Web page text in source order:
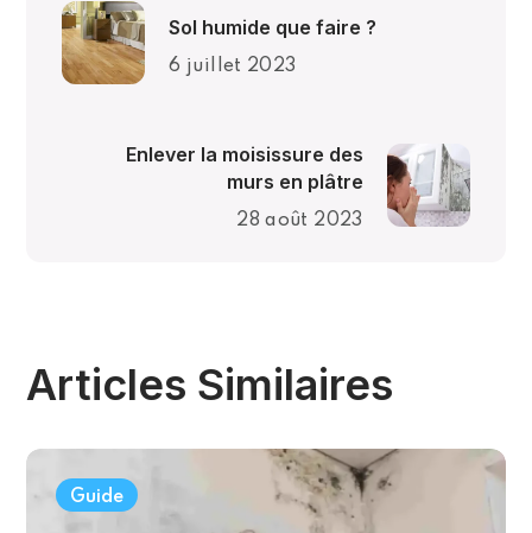
Sol humide que faire ?
6 juillet 2023
Enlever la moisissure des
murs en plâtre
28 août 2023
Articles Similaires
Guide